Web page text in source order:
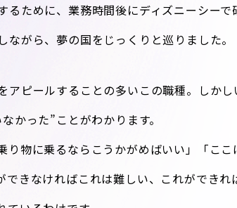
ために、業務時間後にディズニーシーで
がら、夢の国をじっくりと巡りました。
アピールすることの多いこの職種。しか
かった”ことがわかります。
物に乗るならこうかがめばいい」「こ
きなければこれは難しい、これができ